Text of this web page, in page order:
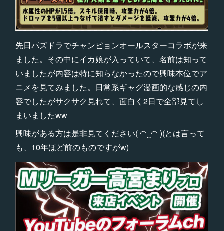
先日パズドラでチャンピョンオールスターコラボが来
ました。その中にイカ娘が入っていて、名前は知って
いましたが内容は特に知らなかったので興味本位でア
ニメを見てみました。日常系ギャグ漫画的な感じの内
容でしたがサクサク見れて、面白く2日で全部見てし
まいましたww
興味がある方は是非見てください( ◠‿◠ )(とは言って
も、10年ほど前のものですがw)